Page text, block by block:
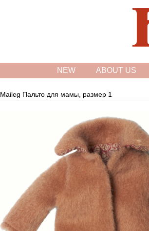
NEW ABOUT US
Maileg Пальто для мамы, размер 1